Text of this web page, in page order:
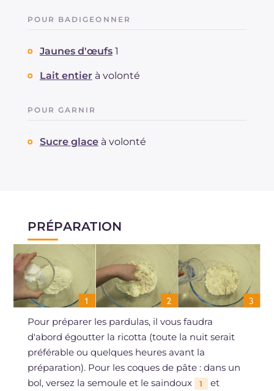
POUR BADIGEONNER
Jaunes d'œufs 1
Lait entier à volonté
POUR GARNIR
Sucre glace à volonté
PRÉPARATION
Pour préparer les pardulas, il vous faudra
d'abord égoutter la ricotta (toute la nuit serait
préférable ou quelques heures avant la
préparation). Pour les coques de pâte : dans un
bol, versez la semoule et le saindoux
1
et